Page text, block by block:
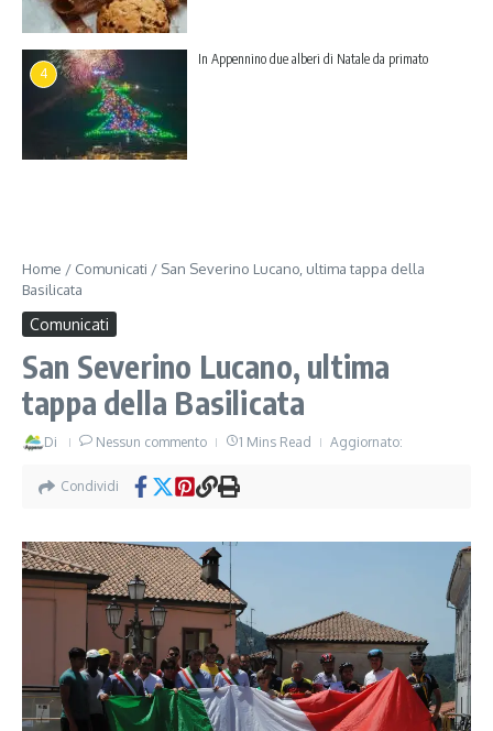
4
In Appennino due alberi di Natale da primato
Home / Comunicati / San Severino Lucano, ultima tappa della
Basilicata
Comunicati
San Severino Lucano, ultima
tappa della Basilicata
Di Nessun commento 1 Mins Read Aggiornato:
Condividi